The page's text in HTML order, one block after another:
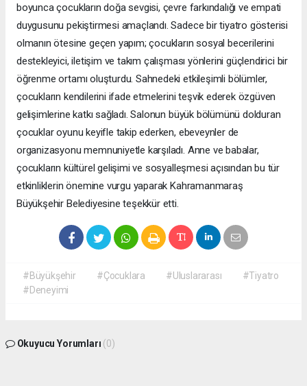
boyunca çocukların doğa sevgisi, çevre farkındalığı ve empati
duygusunu pekiştirmesi amaçlandı. Sadece bir tiyatro gösterisi
olmanın ötesine geçen yapım; çocukların sosyal becerilerini
destekleyici, iletişim ve takım çalışması yönlerini güçlendirici bir
öğrenme ortamı oluşturdu. Sahnedeki etkileşimli bölümler,
çocukların kendilerini ifade etmelerini teşvik ederek özgüven
gelişimlerine katkı sağladı. Salonun büyük bölümünü dolduran
çocuklar oyunu keyifle takip ederken, ebeveynler de
organizasyonu memnuniyetle karşıladı. Anne ve babalar,
çocukların kültürel gelişimi ve sosyalleşmesi açısından bu tür
etkinliklerin önemine vurgu yaparak Kahramanmaraş
Büyükşehir Belediyesine teşekkür etti.
#Büyükşehir #Çocuklara #Uluslararası
#Tiyatro
#Deneyimi
Okuyucu Yorumları (0)